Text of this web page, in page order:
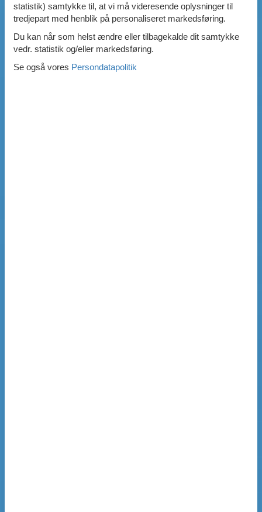
statistik) samtykke til, at vi må videresende oplysninger til
tredjepart med henblik på personaliseret markedsføring.
Du kan når som helst ændre eller tilbagekalde dit samtykke
vedr. statistik og/eller markedsføring.
Se også vores Persondatapolitik